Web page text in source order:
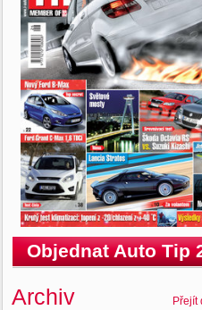
Objednat Auto Tip
Archiv Přejít